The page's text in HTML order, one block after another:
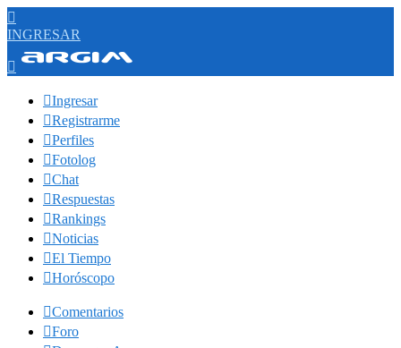

INGRESAR

Ingresar
Registrarme
Perfiles
Fotolog
Chat
Respuestas
Rankings
Noticias
El Tiempo
Horóscopo
Comentarios
Foro